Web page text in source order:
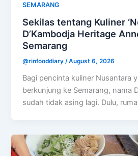
SEMARANG
Sekilas tentang Kuliner
D’Kambodja Heritage
Semarang
@rinfooddiary/August 6, 2026
Bagi pencinta kuliner Nusantara
berkunjung ke Semarang, nama
sudah tidak asing lagi. Dulu,